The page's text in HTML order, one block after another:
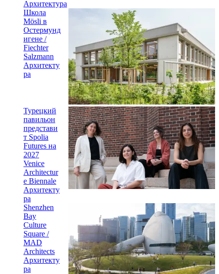
Архитектура
Школа
Mösli в
Остермунд
игене /
Fiechter
Salzmann
Архитекту
ра
Турецкий
павильон
представи
т Spolia
Futures на
2027
Venice
Architectur
e Biennale
Архитекту
ра
Shenzhen
Bay
Culture
Square /
MAD
Architects
Архитекту
ра